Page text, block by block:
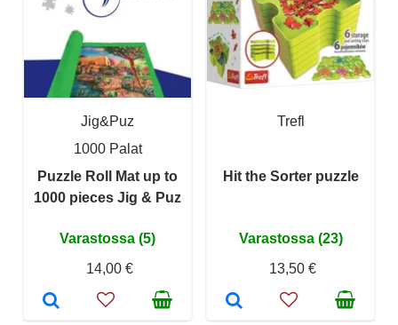
Jig&Puz
1000 Palat
Puzzle Roll Mat up to
1000 pieces Jig & Puz
Varastossa (5)
14,00 €
Trefl
Hit the Sorter puzzle
Varastossa (23)
13,50 €